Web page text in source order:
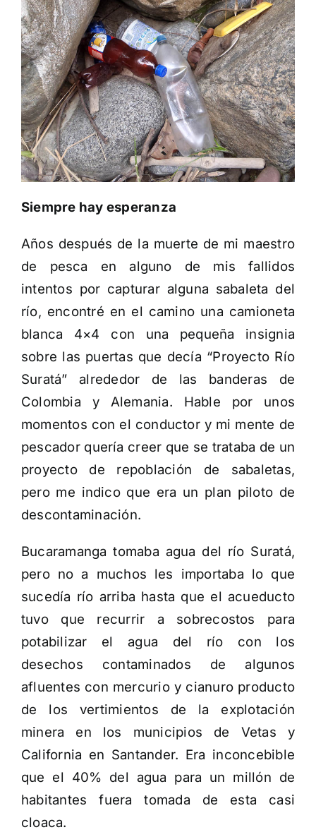
Siempre hay esperanza
Años después de la muerte de mi maestro
de pesca en alguno de mis fallidos
intentos por capturar alguna sabaleta del
río, encontré en el camino una camioneta
blanca 4×4 con una pequeña insignia
sobre las puertas que decía “Proyecto Río
Suratá” alrededor de las banderas de
Colombia y Alemania. Hable por unos
momentos con el conductor y mi mente de
pescador quería creer que se trataba de un
proyecto de repoblación de sabaletas,
pero me indico que era un plan piloto de
descontaminación.
Bucaramanga tomaba agua del río Suratá,
pero no a muchos les importaba lo que
sucedía río arriba hasta que el acueducto
tuvo que recurrir a sobrecostos para
potabilizar el agua del río con los
desechos contaminados de algunos
afluentes con mercurio y cianuro producto
de los vertimientos de la explotación
minera en los municipios de Vetas y
California en Santander. Era inconcebible
que el 40% del agua para un millón de
habitantes fuera tomada de esta casi
cloaca.